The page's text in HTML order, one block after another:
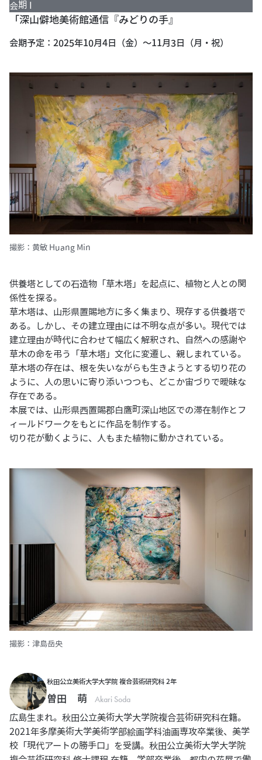
会期 I
「深山僻地美術館通信『みどりの手』
会期予定：2025年10月4日（金）～11月3日（月・祝）
撮影：黄敏 Huang Min
供養塔としての⽯造物「草⽊塔」を起点に、植物と⼈との関
係性を探る。
草⽊塔は、⼭形県置賜地⽅に多く集まり、現存する供養塔で
ある。しかし、その建⽴理由には不明な点が多い。現代では
建立理由が時代に合わせて幅広く解釈され、自然への感謝や
草木の命を弔う「草木塔」文化に変遷し、親しまれている。
草⽊塔の存在は、根を失いながらも⽣きようとする切り花の
ように、⼈の思いに寄り添いつつも、どこか宙づりで曖昧な
存在である。
本展では、山形県西置賜郡白鷹町深山地区での滞在制作とフ
ィールドワークをもとに作品を制作する。
切り花が動くように、⼈もまた植物に動かされている。
撮影：津島岳央
秋田公立美術大学大学院 複合芸術研究科 2年
曽田 萌 Akari Soda
広島生まれ。秋田公立美術大学大学院複合芸術研究科在籍。
2021年多摩美術大学美術学部絵画学科油画専攻卒業後、美学
校「現代アートの勝手口」を受講。秋田公立美術大学大学院